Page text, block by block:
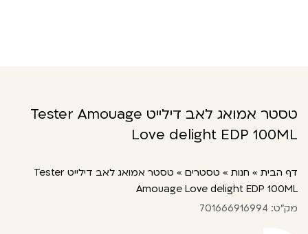
טסטר אמואג לאב דילייט Tester Amouage
Love delight EDP 100ML
דף הבית » חנות » טסטרים »
טסטר אמואג לאב דילייט Tester
Amouage Love delight EDP 100ML
מק"ט: 701666916994